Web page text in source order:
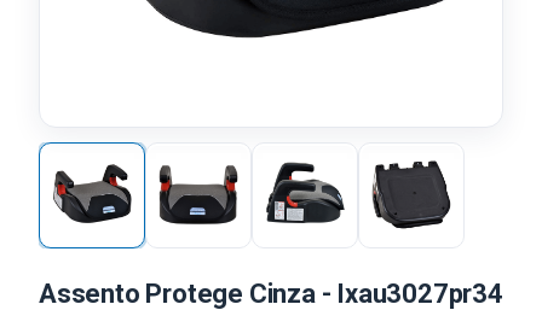
Assento Protege Cinza - Ixau3027pr34